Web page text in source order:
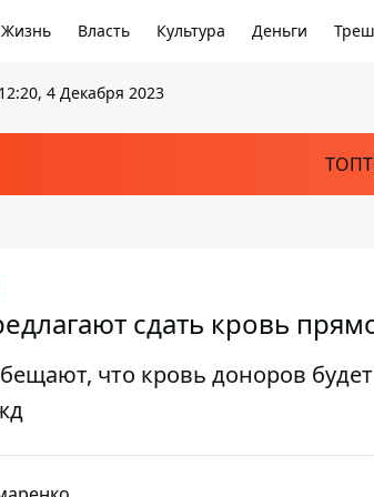
Жизнь Власть Культура Деньги Треш
12:20, 4 Декабря 2023
сдать кровь
что кровь доноров